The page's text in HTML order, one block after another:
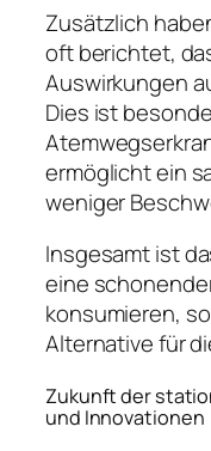
Zusätzlich
oft berichtet,
Auswirkungen
Dies ist
ermöglicht ein
weniger
Insgesamt ist
eine
konsumieren,
Alternative für
Zukunft der
und Innovationen